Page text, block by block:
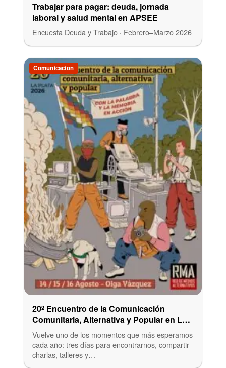
Trabajar para pagar: deuda, jornada
laboral y salud mental en APSEE
Encuesta Deuda y Trabajo · Febrero–Marzo 2026
Comunicacion
20º Encuentro de la Comunicación
Comunitaria, Alternativa y Popular en La
Plata
Vuelve uno de los momentos que más esperamos
cada año: tres días para encontrarnos, compartir
charlas, talleres y…